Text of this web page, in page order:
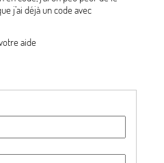
j’ai déjà un code avec
aide